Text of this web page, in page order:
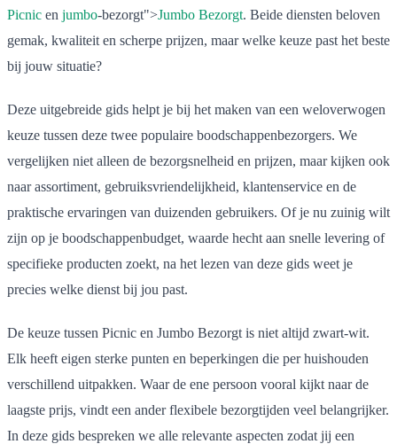
Picnic en jumbo-bezorgt">Jumbo Bezorgt. Beide diensten beloven
gemak, kwaliteit en scherpe prijzen, maar welke keuze past het beste
bij jouw situatie?
Deze uitgebreide gids helpt je bij het maken van een weloverwogen
keuze tussen deze twee populaire boodschappenbezorgers. We
vergelijken niet alleen de bezorgsnelheid en prijzen, maar kijken ook
naar assortiment, gebruiksvriendelijkheid, klantenservice en de
praktische ervaringen van duizenden gebruikers. Of je nu zuinig wilt
zijn op je boodschappenbudget, waarde hecht aan snelle levering of
specifieke producten zoekt, na het lezen van deze gids weet je
precies welke dienst bij jou past.
De keuze tussen Picnic en Jumbo Bezorgt is niet altijd zwart-wit.
Elk heeft eigen sterke punten en beperkingen die per huishouden
verschillend uitpakken. Waar de ene persoon vooral kijkt naar de
laagste prijs, vindt een ander flexibele bezorgtijden veel belangrijker.
In deze gids bespreken we alle relevante aspecten zodat jij een